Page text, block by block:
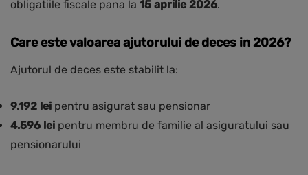
obligatiile fiscale pana la 15 aprilie 2026.
Care este valoarea ajutorului de deces in 2026?
Ajutorul de deces este stabilit la:
9.192 lei pentru asigurat sau pensionar
4.596 lei pentru membru de familie al asiguratului sau
pensionarului